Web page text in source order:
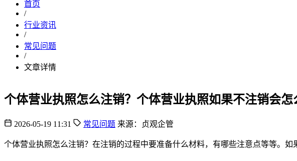
首页
/
行业资讯
/
常见问题
/
文章详情
个体营业执照怎么注销？个体营业执照如果不注销会怎
2026-05-19 11:31 常见问题 来源：贞观企管
个体营业执照怎么注销？在注销的过程中要准备什么材料，有哪些注意点等等。